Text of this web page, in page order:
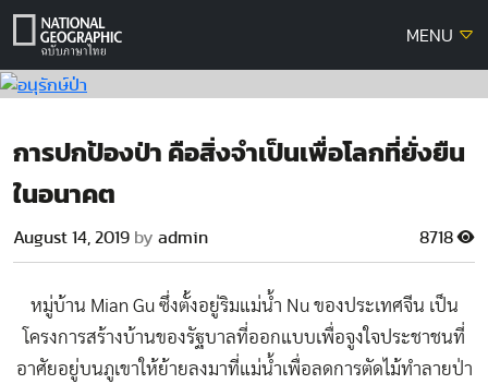
Skip
MENU
การปกป้องป่า คือสิ่งจำเป็นเพื่อโลกที่ยั่งยืน
ในอนาคต
August 14, 2019 by admin 8718
หมู่บ้าน Mian Gu ซึ่งตั้งอยู่ริมแม่น้ำ Nu ของประเทศจีน เป็น
โครงการสร้างบ้านของรัฐบาลที่ออกแบบเพื่อจูงใจประชาชนที่
อาศัยอยู่บนภูเขาให้ย้ายลงมาที่แม่น้ำเพื่อลดการตัดไม้ทำลายป่า